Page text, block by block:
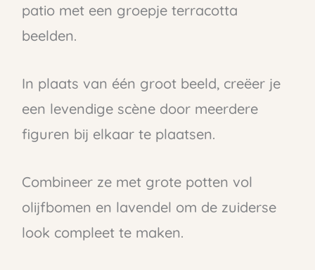
patio met een groepje terracotta
beelden.
In plaats van één groot beeld, creëer je
een levendige scène door meerdere
figuren bij elkaar te plaatsen.
Combineer ze met grote potten vol
olijfbomen en lavendel om de zuiderse
look compleet te maken.